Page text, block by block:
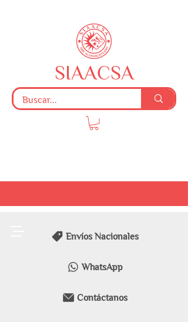
Envíos Nacionales
WhatsApp
Contáctanos
SIAACSA